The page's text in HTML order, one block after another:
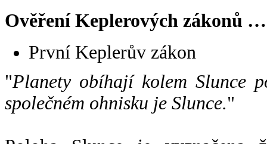
Ověření Keplerových zákonů …
První Keplerův zákon
"Planety obíhají kolem Slunce
společném ohnisku je Slunce."